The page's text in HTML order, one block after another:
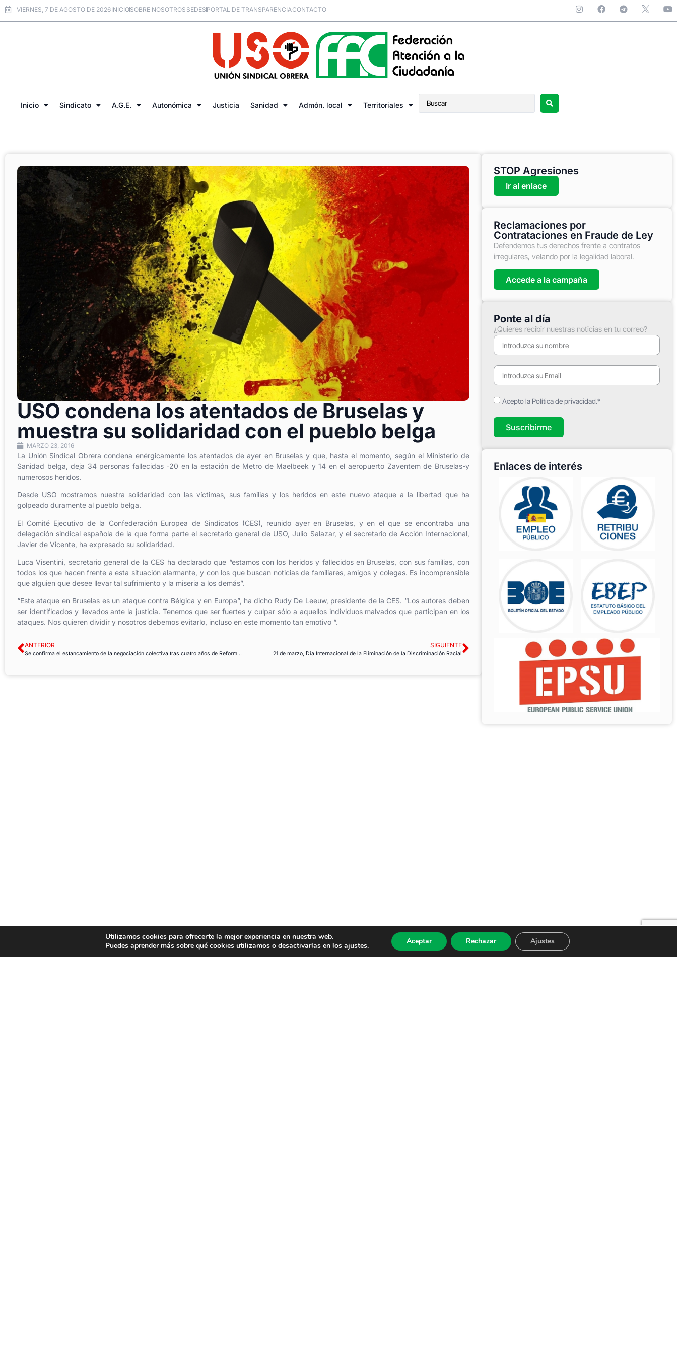
VIERNES, 7 DE AGOSTO DE 2026INICIOSOBRE NOSOTROSSEDESPORTAL DE TRANSPARENCIACONTACTO
Inicio Sindicato A.G.E. Autonómica Justicia Sanidad Admón. local Territoriales
USO condena los atentados de Bruselas y
muestra su solidaridad con el pueblo belga
MARZO 23, 2016
La Unión Sindical Obrera condena enérgicamente los atentados de ayer en Bruselas y que, hasta el momento, según el Ministerio de
Sanidad belga, deja 34 personas fallecidas -20 en la estación de Metro de Maelbeek y 14 en el aeropuerto Zaventem de Bruselas-y
numerosos heridos.
Desde USO mostramos nuestra solidaridad con las víctimas, sus familias y los heridos en este nuevo ataque a la libertad que ha
golpeado duramente al pueblo belga.
El Comité Ejecutivo de la Confederación Europea de Sindicatos (CES), reunido ayer en Bruselas, y en el que se encontraba una
delegación sindical española de la que forma parte el secretario general de USO, Julio Salazar, y el secretario de Acción Internacional,
Javier de Vicente, ha expresado su solidaridad.
Luca Visentini, secretario general de la CES ha declarado que “estamos con los heridos y fallecidos en Bruselas, con sus familias, con
todos los que hacen frente a esta situación alarmante, y con los que buscan noticias de familiares, amigos y colegas. Es incomprensible
que alguien que desee llevar tal sufrimiento y la miseria a los demás”.
“Este ataque en Bruselas es un ataque contra Bélgica y en Europa”, ha dicho Rudy De Leeuw, presidente de la CES. “Los autores deben
ser identificados y llevados ante la justicia. Tenemos que ser fuertes y culpar sólo a aquellos individuos malvados que participan en los
ataques. Nos quieren dividir y nosotros debemos evitarlo, incluso en este momento tan emotivo “.
ANTERIOR
Se confirma el estancamiento de la negociación colectiva tras cuatro años de Reforma Laboral
SIGUIENTE
21 de marzo, Día Internacional de la Eliminación de la Discriminación Racial
STOP Agresiones
Ir al enlace
Reclamaciones por
Contrataciones en Fraude de Ley
Defendemos tus derechos frente a contratos
irregulares, velando por la legalidad laboral.
Accede a la campaña
Ponte al día
¿Quieres recibir nuestras noticias en tu correo?
Acepto la Política de privacidad.*
Suscribirme
Enlaces de interés
Utilizamos cookies para ofrecerte la mejor experiencia en nuestra web.
Puedes aprender más sobre qué cookies utilizamos o desactivarlas en losajustes. Aceptar Rechazar Ajustes